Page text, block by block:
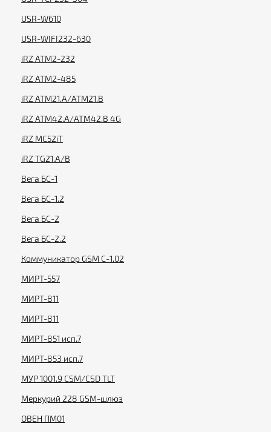
USR-W610
USR-WIFI232-630
iRZ ATM2-232
iRZ ATM2-485
iRZ ATM21.А/ATM21.B
iRZ ATM42.А/ATM42.B 4G
iRZ MC52iT
iRZ TG21.A/B
Вега БС-1
Вега БС-1.2
Вега БС-2
Вега БС-2.2
Коммуникатор GSM С-1.02
МИРТ-557
МИРТ-811
МИРТ-811
МИРТ-851 исп.7
МИРТ-853 исп.7
МУР 1001.9 CSM/CSD TLT
Меркурий 228 GSM-шлюз
ОВЕН ПМ01